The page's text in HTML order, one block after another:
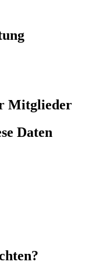
Mitglieder
Daten